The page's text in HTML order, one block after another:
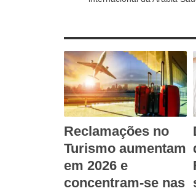
Reclamações no
Turismo aumentam
em 2026 e
concentram-se nas